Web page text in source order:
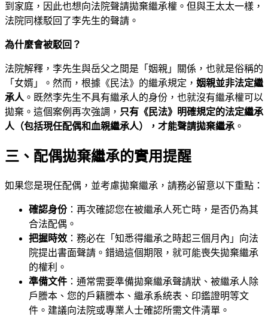
到家庭，因此也想向法院聲請拋棄繼承權。但與王太太一樣，
法院同樣駁回了李先生的聲請。
為什麼會被駁回？
法院解釋，李先生與岳父之間是「姻親」關係，也就是俗稱的
「女婿」。然而，根據《民法》的繼承規定， 姻親並非法定繼
承人 。既然李先生不具有繼承人的身份，也就沒有繼承權可以
拋棄。這個案例再次強調， 只有《民法》明確規定的法定繼承
人（包括現任配偶和血親繼承人），才能聲請拋棄繼承 。
三、配偶拋棄繼承的實用提醒
如果您是現任配偶，並考慮拋棄繼承，請務必留意以下重點：
確認身份 ：再次確認您在被繼承人死亡時，是否仍為其
合法配偶。
把握時效 ：務必在「知悉得繼承之時起三個月內」向法
院提出書面聲請。錯過這個期限，就可能喪失拋棄繼承
的權利。
準備文件 ：通常需要準備拋棄繼承聲請狀、被繼承人除
戶謄本、您的戶籍謄本、繼承系統表、印鑑證明等文
件。建議向法院或專業人士確認所需文件清單。